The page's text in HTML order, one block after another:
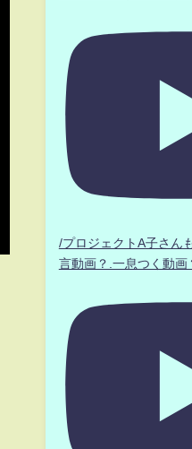
/プロジェクトA子さ
言動画？.一息つく動画